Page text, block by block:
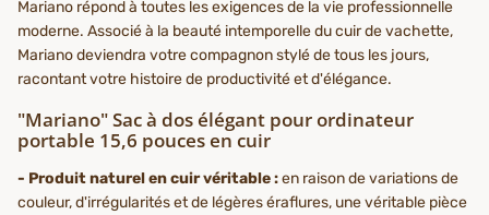
Mariano répond à toutes les exigences de la vie professionnelle
moderne. Associé à la beauté intemporelle du cuir de vachette,
Mariano deviendra votre compagnon stylé de tous les jours,
racontant votre histoire de productivité et d'élégance.
"Mariano" Sac à dos élégant pour ordinateur
portable 15,6 pouces en cuir
- Produit naturel en cuir véritable :en raison de variations de
couleur, d'irrégularités et de légères éraflures, une véritable pièce